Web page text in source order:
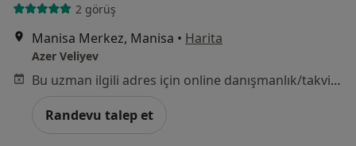
2 görüş
Manisa Merkez, Manisa • Harita
Azer Veliyev
Bu uzman ilgili adres için online danışmanlık/takvim sunmuyor.
Randevu talep et